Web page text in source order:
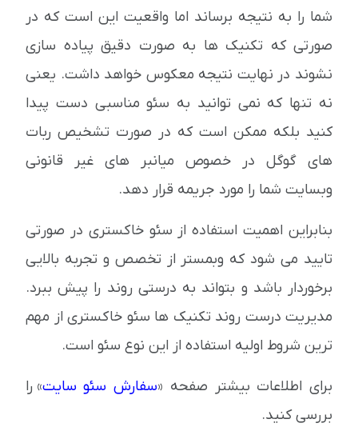
شما را به نتیجه برساند اما واقعیت این است که در
صورتی که تکنیک ها به صورت دقیق پیاده سازی
نشوند در نهایت نتیجه معکوس خواهد داشت. یعنی
نه تنها که نمی توانید به سئو مناسبی دست پیدا
کنید بلکه ممکن است که در صورت تشخیص ربات
های گوگل در خصوص میانبر های غیر قانونی
وبسایت شما را مورد جریمه قرار دهد.
بنابراین اهمیت استفاده از سئو خاکستری در صورتی
تایید می شود که وبمستر از تخصص و تجربه بالایی
برخوردار باشد و بتواند به درستی روند را پیش ببرد.
مدیریت درست روند تکنیک ها سئو خاکستری از مهم
ترین شروط اولیه استفاده از این نوع سئو است.
برای اطلاعات بیشتر صفحه «سفارش سئو سایت» را
بررسی کنید.